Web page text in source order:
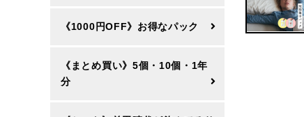
《1000円OFF》お得なパック
《まとめ買い》5個・10個・1年
分